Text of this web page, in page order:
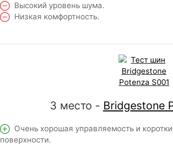
Высокий уровень шума.
Низкая комфортность.
3 место - Bridgestone
Очень хорошая управляемость и
поверхности.